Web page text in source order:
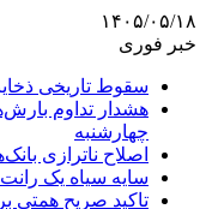
۱۴۰۵/۰۵/۱۸
خبر فوری
سقوط تاریخی
چهارشنبه
اصلاح ناترازی
سایه سیاه یک
تاکید صریح همتی